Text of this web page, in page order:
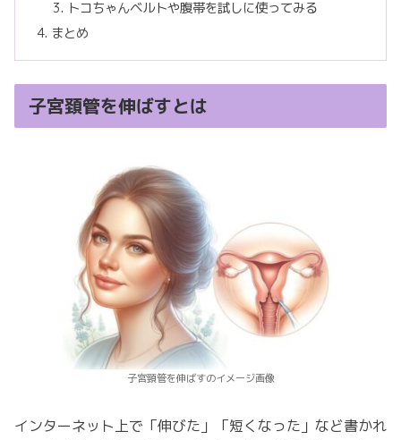
トコちゃんベルトや腹帯を試しに使ってみる
まとめ
子宮頚管を伸ばすとは
子宮頸管を伸ばすのイメージ画像
インターネット上で「伸びた」「短くなった」など書かれ